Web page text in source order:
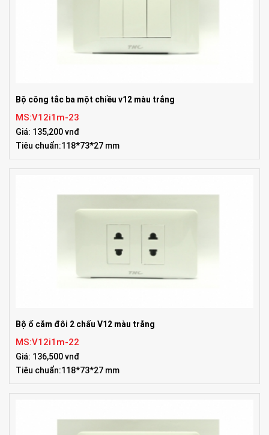
Bộ công tắc ba một chiều v12 màu trắng
MS:V12i1m-23
Giá: 135,200 vnđ
Tiêu chuẩn:118*73*27 mm
Bộ ổ cắm đôi 2 chấu V12 màu trắng
MS:V12i1m-22
Giá: 136,500 vnđ
Tiêu chuẩn:118*73*27 mm